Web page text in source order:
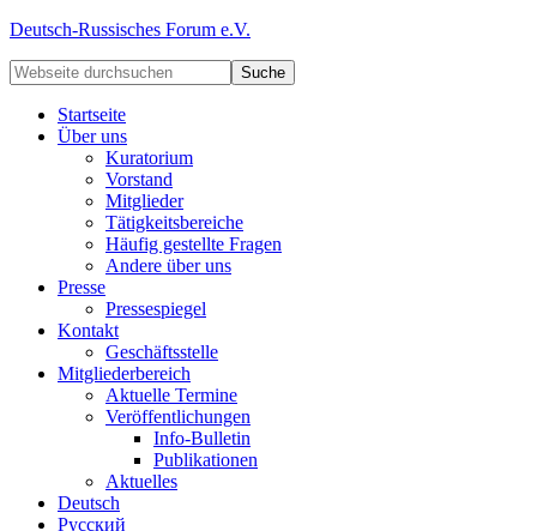
Deutsch-Russisches Forum e.V.
Startseite
Über uns
Kuratorium
Vorstand
Mitglieder
Tätigkeitsbereiche
Häufig gestellte Fragen
Andere über uns
Presse
Pressespiegel
Kontakt
Geschäftsstelle
Mitgliederbereich
Aktuelle Termine
Veröffentlichungen
Info-Bulletin
Publikationen
Aktuelles
Deutsch
Русский